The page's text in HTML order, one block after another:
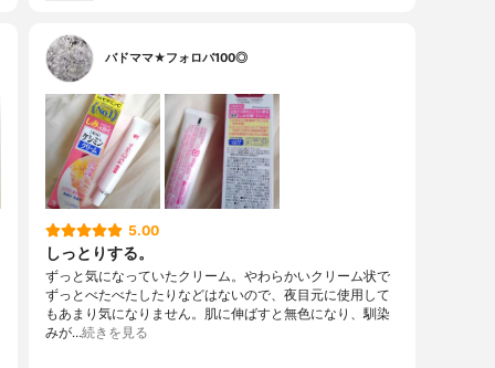
バドママ★フォロバ100◎
5.00
しっとりする。
ずっと気になっていたクリーム。やわらかいクリーム状で
ずっとべたべたしたりなどはないので、夜目元に使用して
もあまり気になりません。肌に伸ばすと無色になり、馴染
みが…続きを見る